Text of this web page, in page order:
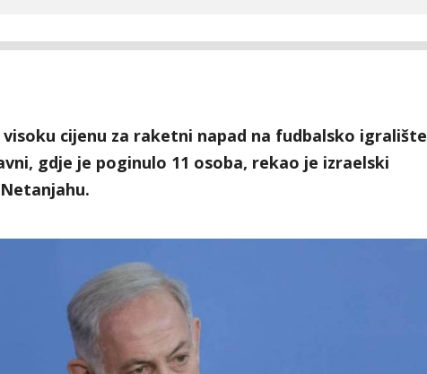
cijenu za raketni napad na fudbalsko igralište
gdje je poginulo 11 osoba, rekao je izraelski